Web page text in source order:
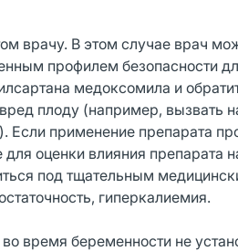
врачу. В этом случае врач
профилем безопасности
медоксомила и
плоду (например, вызвать
Если применение препарата
оценки влияния
под тщательным
гиперкалиемия.
время беременности не